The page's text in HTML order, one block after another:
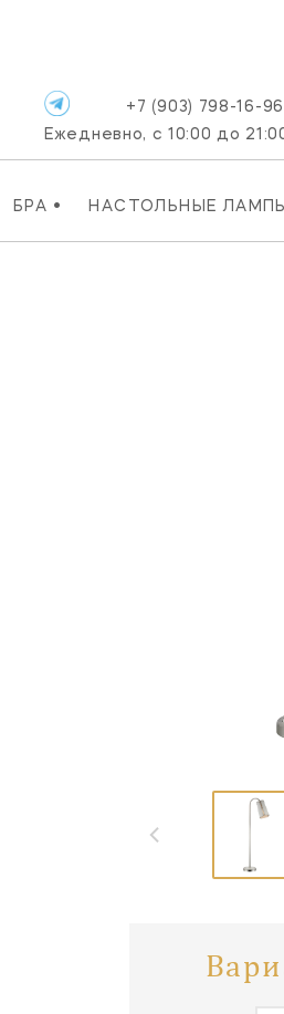
БРА • НАСТОЛЬНЫЕ
+7 (903) 798-16-96
Ежедневно, с 10:00 до 21:00